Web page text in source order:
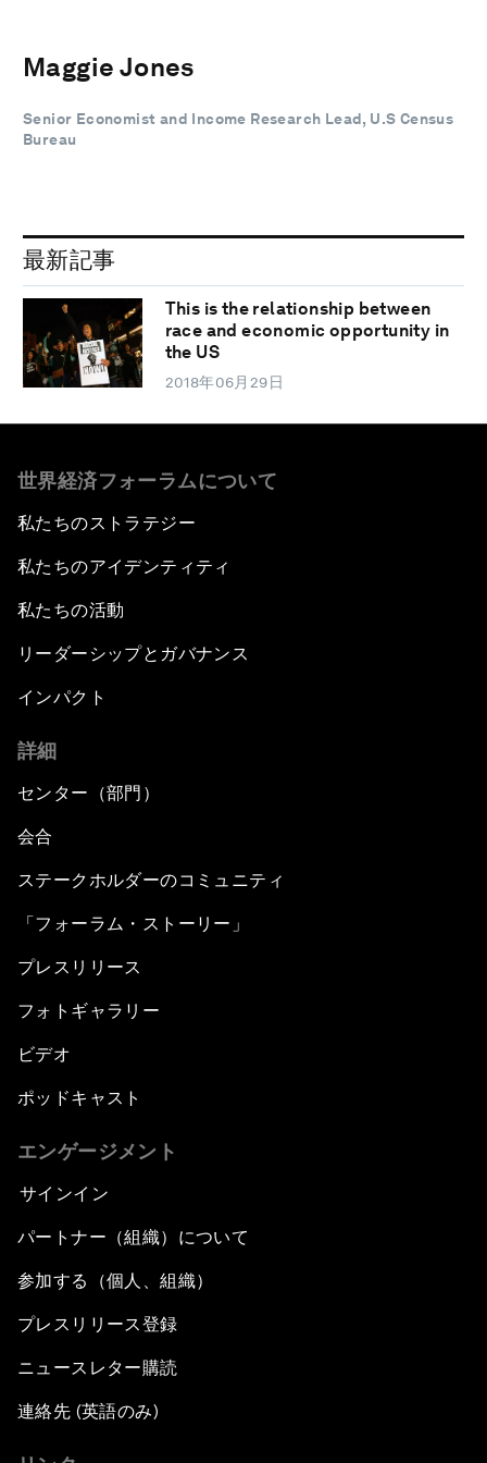
Maggie Jones
Senior Economist and Income Research Lead, U.S Census
Bureau
最新記事
This is the relationship between
race and economic opportunity in
the US
2018年06月29日
世界経済フォーラムについて
私たちのストラテジー
私たちのアイデンティティ
私たちの活動
リーダーシップとガバナンス
インパクト
詳細
センター（部門）
会合
ステークホルダーのコミュニティ
「フォーラム・ストーリー」
プレスリリース
フォトギャラリー
ビデオ
ポッドキャスト
エンゲージメント
サインイン
パートナー（組織）について
参加する（個人、組織）
プレスリリース登録
ニュースレター購読
連絡先 (英語のみ)